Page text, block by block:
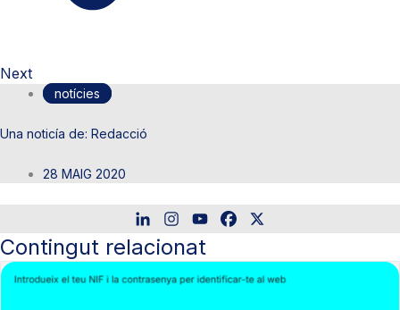
Next
notícies
Redacció
28 MAIG 2020
Contingut relacionat